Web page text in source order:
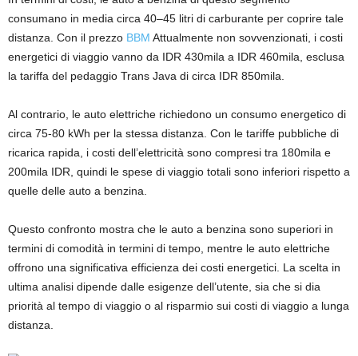
consumano in media circa 40–45 litri di carburante per coprire tale
distanza. Con il prezzo BBM Attualmente non sovvenzionati, i costi
energetici di viaggio vanno da IDR 430mila a IDR 460mila, esclusa
la tariffa del pedaggio Trans Java di circa IDR 850mila.
Al contrario, le auto elettriche richiedono un consumo energetico di
circa 75-80 kWh per la stessa distanza. Con le tariffe pubbliche di
ricarica rapida, i costi dell’elettricità sono compresi tra 180mila e
200mila IDR, quindi le spese di viaggio totali sono inferiori rispetto a
quelle delle auto a benzina.
Questo confronto mostra che le auto a benzina sono superiori in
termini di comodità in termini di tempo, mentre le auto elettriche
offrono una significativa efficienza dei costi energetici. La scelta in
ultima analisi dipende dalle esigenze dell’utente, sia che si dia
priorità al tempo di viaggio o al risparmio sui costi di viaggio a lunga
distanza.